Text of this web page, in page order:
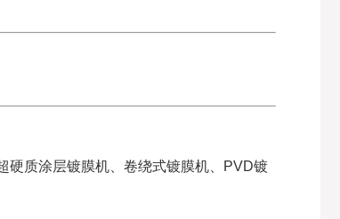
硬质涂层镀膜机、卷绕式镀膜机、PVD镀